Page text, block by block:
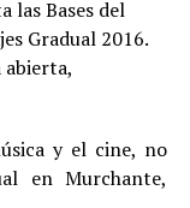
las Bases del
Gradual 2016.
abierta,
y el cine, no
en Murchante,